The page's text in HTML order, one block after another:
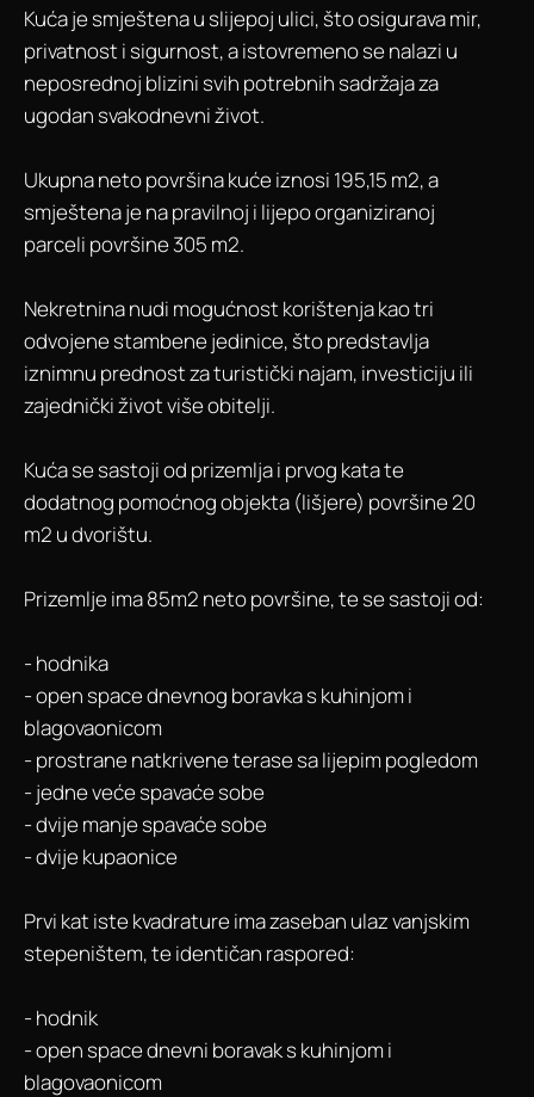
Kuća je smještena u slijepoj ulici, što osigurava mir,
privatnost i sigurnost, a istovremeno se nalazi u
neposrednoj blizini svih potrebnih sadržaja za
ugodan svakodnevni život.
Ukupna neto površina kuće iznosi 195,15 m2, a
smještena je na pravilnoj i lijepo organiziranoj
parceli površine 305 m2.
Nekretnina nudi mogućnost korištenja kao tri
odvojene stambene jedinice, što predstavlja
iznimnu prednost za turistički najam, investiciju ili
zajednički život više obitelji.
Kuća se sastoji od prizemlja i prvog kata te
dodatnog pomoćnog objekta (lišjere) površine 20
m2 u dvorištu.
Prizemlje ima 85m2 neto površine, te se sastoji od:
- hodnika
- open space dnevnog boravka s kuhinjom i
blagovaonicom
- prostrane natkrivene terase sa lijepim pogledom
- jedne veće spavaće sobe
- dvije manje spavaće sobe
- dvije kupaonice
Prvi kat iste kvadrature ima zaseban ulaz vanjskim
stepeništem, te identičan raspored:
- hodnik
- open space dnevni boravak s kuhinjom i
blagovaonicom